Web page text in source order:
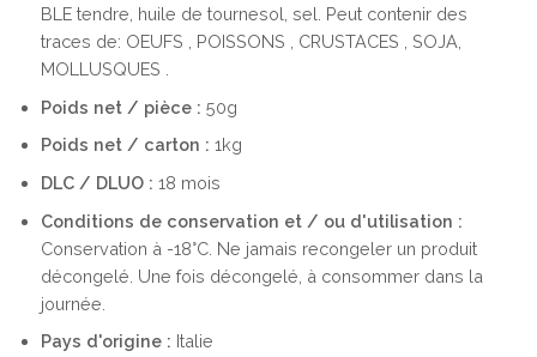
BLE tendre, huile de tournesol, sel. Peut contenir des
traces de: OEUFS , POISSONS , CRUSTACES , SOJA,
MOLLUSQUES .
Poids net / pièce : 50g
Poids net / carton : 1kg
DLC / DLUO : 18 mois
Conditions de conservation et / ou d'utilisation :
Conservation à -18°C. Ne jamais recongeler un produit
décongelé. Une fois décongelé, à consommer dans la
journée.
Pays d'origine : Italie